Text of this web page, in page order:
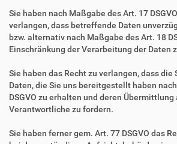
Sie haben nach Maßgabe des Art. 17
verlangen, dass betreffende Daten
bzw. alternativ nach Maßgabe des Art. 18
Einschränkung der Verarbeitung der Daten
Sie haben das Recht zu verlangen, dass die
Daten, die Sie uns bereitgestellt haben
DSGVO zu erhalten und deren Übermittlung
Verantwortliche zu fordern.
Sie haben ferner gem. Art. 77 DSGVO das